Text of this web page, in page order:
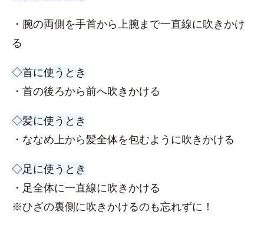
・腕の両側を手首から上腕まで一直線に吹きかけ
る
◇首に使うとき
・首の後ろから前へ吹きかける
◇髪に使うとき
・ななめ上から髪全体を包むように吹きかける
◇足に使うとき
・足全体に一直線に吹きかける
※ひざの裏側に吹きかけるのも忘れずに！